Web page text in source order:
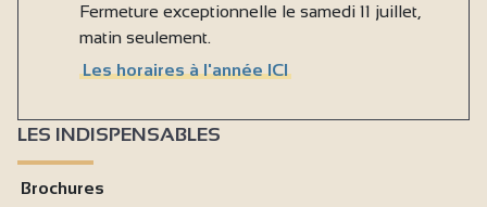
Aspirateur
Lave linge privatif
Matériel de repassage
Fermeture exceptionnelle le samedi 11 juillet,
matin seulement.
Les horaires à l'année ICI
LES INDISPENSABLES
Brochures